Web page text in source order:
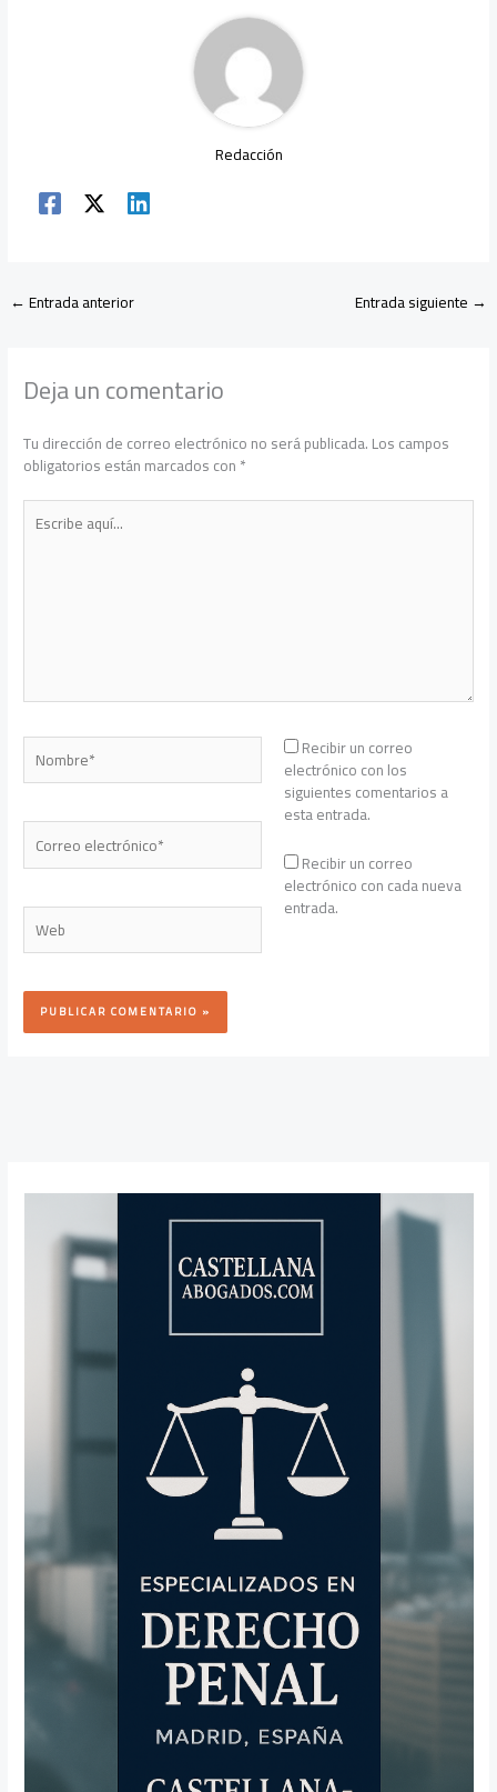
p
p
Redacción
←Entrada anterior Entrada siguiente →
Deja un comentario
Tu dirección de correo electrónico no será publicada.Los campos
obligatorios están marcados con*
Escribe
aquí...
Nombre*
Correo
electrónico*
Web
Recibir un correo
electrónico con los
siguientes comentarios a
esta entrada.
Recibir un correo
electrónico con cada nueva
entrada.